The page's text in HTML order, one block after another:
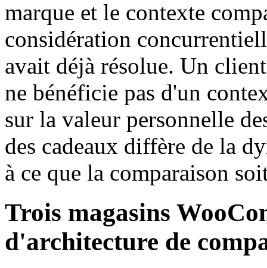
marque et le contexte
considération
avait déjà résolue. Un
ne bénéficie pas d'un
sur la valeur personnelle
des cadeaux diffère de la
à ce que la comparaison
Trois magasins
d'architecture de